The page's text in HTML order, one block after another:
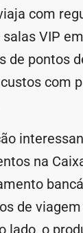
com
VIP
de pontos
com
na
de
lado, o